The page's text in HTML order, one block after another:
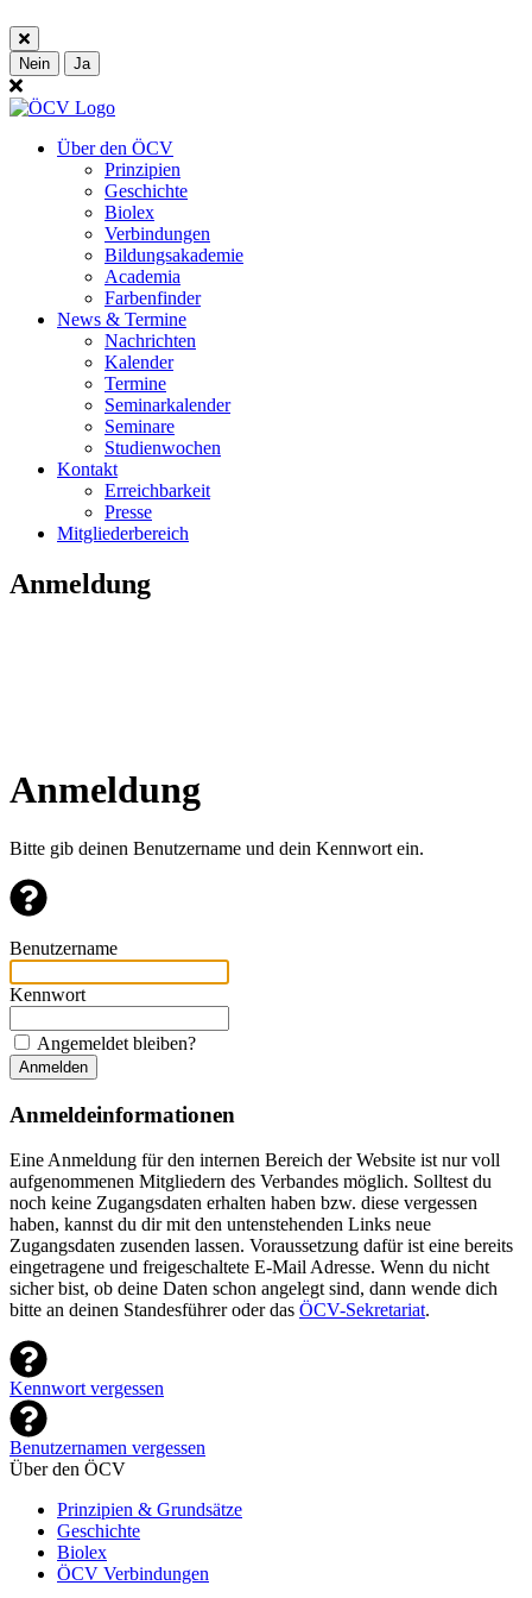
Nein Ja
Über den ÖCV
Prinzipien
Geschichte
Biolex
Verbindungen
Bildungsakademie
Academia
Farbenfinder
News & Termine
Nachrichten
Kalender
Termine
Seminarkalender
Seminare
Studienwochen
Kontakt
Erreichbarkeit
Presse
Mitgliederbereich
Anmeldung
Anmeldung
Bitte gib deinen Benutzername und dein Kennwort ein.
Benutzername
Kennwort
Angemeldet bleiben?
Anmelden
Anmeldeinformationen
Eine Anmeldung für den internen Bereich der Website ist nur voll
aufgenommenen Mitgliedern des Verbandes möglich. Solltest du
noch keine Zugangsdaten erhalten haben bzw. diese vergessen
haben, kannst du dir mit den untenstehenden Links neue
Zugangsdaten zusenden lassen. Voraussetzung dafür ist eine bereits
eingetragene und freigeschaltete E-Mail Adresse. Wenn du nicht
sicher bist, ob deine Daten schon angelegt sind, dann wende dich
bitte an deinen Standesführer oder das ÖCV-Sekretariat.
Kennwort vergessen
Benutzernamen vergessen
Über den ÖCV
Prinzipien & Grundsätze
Geschichte
Biolex
ÖCV Verbindungen